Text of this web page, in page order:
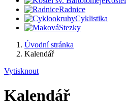
Radnice
Cyklistika
Stezky
Úvodní stránka
Kalendář
Vytisknout
Kalendář